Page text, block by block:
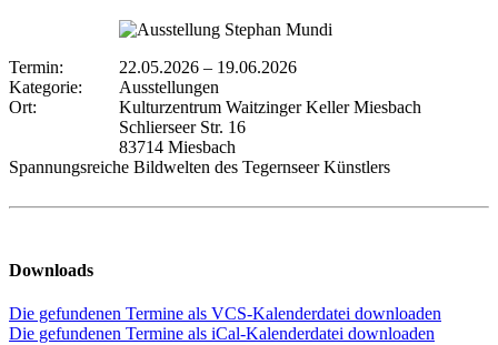
Termin: 22.05.2026 – 19.06.2026
Kategorie:
Ausstellungen
Ort:
Kulturzentrum Waitzinger Keller Miesbach
Schlierseer Str. 16
83714 Miesbach
Spannungsreiche Bildwelten des Tegernseer Künstlers
Downloads
Die gefundenen Termine als VCS-Kalenderdatei downloaden
Die gefundenen Termine als iCal-Kalenderdatei downloaden